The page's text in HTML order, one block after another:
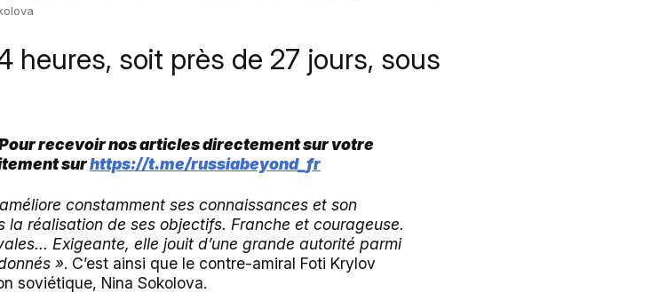
heures, soit près de 27 jours, sous
recevoir nos articles directement sur votre
surhttps://t.me/russiabeyond_fr
constamment ses connaissances et son
la réalisation de ses objectifs. Franche et courageuse.
Exigeante, elle jouit d’une grande autorité parmi
». C’est ainsi que le contre-amiral Foti Krylov
soviétique, Nina Sokolova.